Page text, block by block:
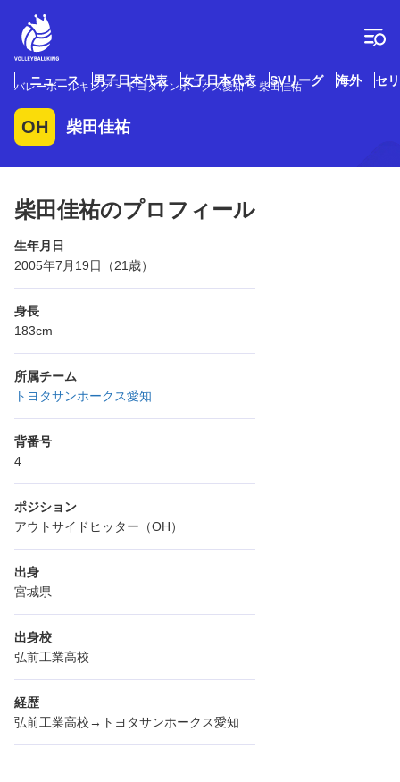
プ
ニュース 男子日本代表 女子日本代表 SVリーグ 海外 セ
バレーボールキング トヨタサンホークス愛知 柴田佳祐
OH 柴田佳祐
柴田佳祐のプロフィール
生年月日
2005年7月19日（21歳）
身長
183cm
所属チーム
トヨタサンホークス愛知
背番号
4
ポジション
アウトサイドヒッター（OH）
出身
宮城県
出身校
弘前工業高校
経歴
弘前工業高校→トヨタサンホークス愛知